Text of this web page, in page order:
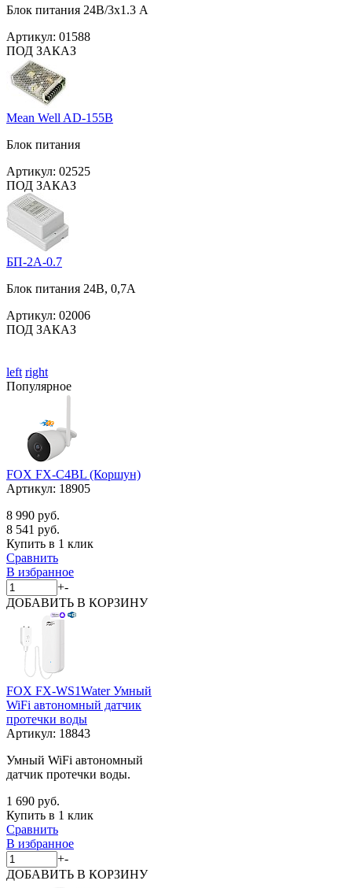
Блок питания 24В/3х1.3 А
Артикул: 01588
ПОД ЗАКАЗ
Mean Well AD-155B
Блок питания
Артикул: 02525
ПОД ЗАКАЗ
БП-2А-0.7
Блок питания 24В, 0,7А
Артикул: 02006
ПОД ЗАКАЗ
left right
Популярное
FOX FX-C4BL (Коршун)
Артикул: 18905
8 990 руб.
8 541 руб.
Купить в 1 клик
Сравнить
В избранное
+-
ДОБАВИТЬ В КОРЗИНУ
FOX FX-WS1Water Умный
WiFi автономный датчик
протечки воды
Артикул: 18843
Умный WiFi автономный
датчик протечки воды.
1 690 руб.
Купить в 1 клик
Сравнить
В избранное
+-
ДОБАВИТЬ В КОРЗИНУ